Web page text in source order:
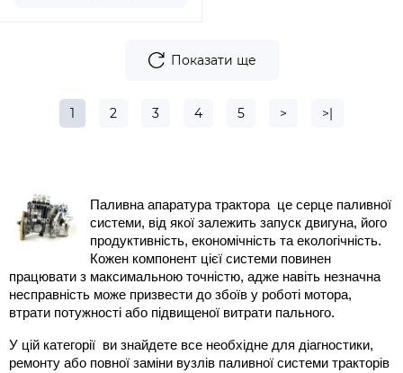
Показати ще
1 2 3 4 5 > >|
Паливна апаратура трактора  це серце паливної
системи, від якої залежить запуск двигуна, його
продуктивність, економічність та екологічність.
Кожен компонент цієї системи повинен
працювати з максимальною точністю, адже навіть незначна
несправність може призвести до збоїв у роботі мотора,
втрати потужності або підвищеної витрати пального.
У цій категорії  ви знайдете все необхідне для діагностики,
ремонту або повної заміни вузлів паливної системи тракторів